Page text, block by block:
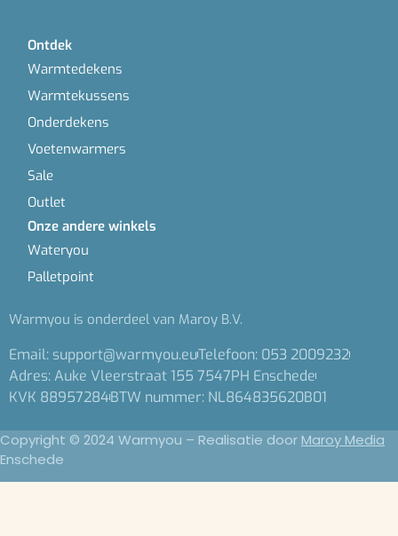
Ontdek
Warmtedekens
Warmtekussens
Onderdekens
Voetenwarmers
Sale
Outlet
Onze andere winkels
Wateryou
Palletpoint
Warmyou is onderdeel van Maroy B.V.
Email: support@warmyou.euTelefoon: 053 2009232
Adres: Auke Vleerstraat 155 7547PH Enschede
KVK 88957284BTW nummer: NL864835620B01
Copyright © 2024 Warmyou – Realisatie doorMaroy Media
Enschede